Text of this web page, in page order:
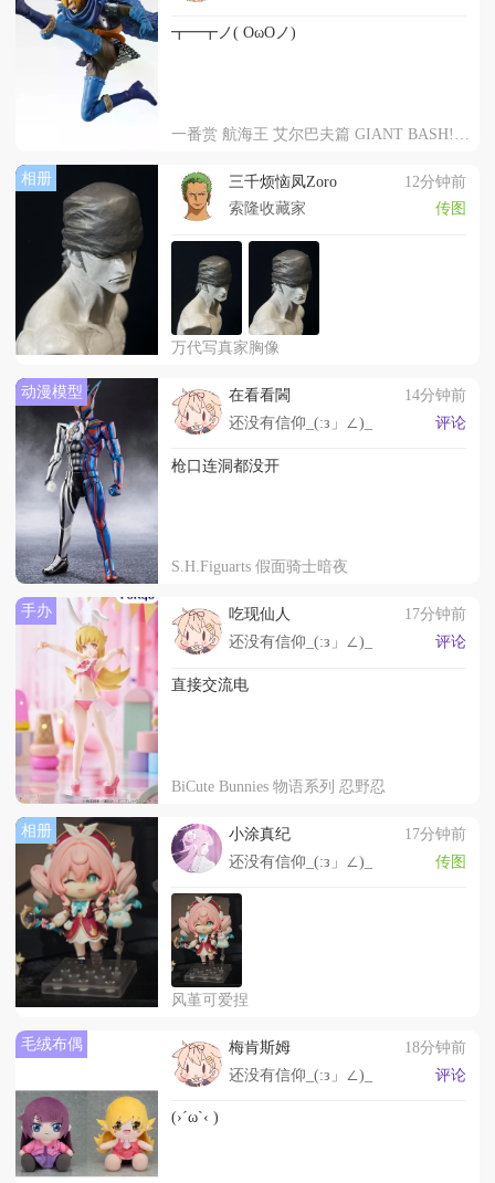
┳━┳ノ( OωOノ)
相册 三千烦恼凤Zoro
12分钟前
索隆收藏家
传图
万代写真家胸像
动漫模型 在看看閪
14分钟前
还没有信仰_(:з」∠)_
评论
枪口连洞都没开
S.H.Figuarts 假面骑士暗夜
手办 吃现仙人
17分钟前
还没有信仰_(:з」∠)_
评论
直接交流电
BiCute Bunnies 物语系列 忍野忍
相册 小涂真纪
17分钟前
还没有信仰_(:з」∠)_
传图
风堇可爱捏
毛绒布偶 梅肯斯姆
18分钟前
还没有信仰_(:з」∠)_
评论
(›´ω`‹ )